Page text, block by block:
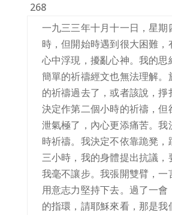
268
一九三三年十月十一日，星期
時，但開始時遇到很大困難，
心中浮現，擾亂心神。我的思
簡單的祈禱經文也無法理解。
的祈禱過去了，或者該說，掙
決定作第二個小時的祈禱，但
泄氣極了，內心更添痛苦。我
時祈禱。我決定不依靠跪凳，
三小時，我的身體提出抗議，
我毫不讓步。我張開雙臂，一
用意志力堅持下去。過了一會
的指環，請耶穌來看，那是我